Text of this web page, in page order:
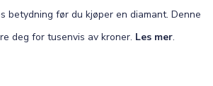
betydning før du kjøper en diamant. Denne
deg for tusenvis av kroner. Les mer.